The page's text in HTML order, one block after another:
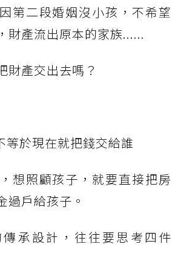
第二段婚姻沒小孩，不希望
財產流出原本的家族......
財產交出去嗎？
等於現在就把錢交給誰
想照顧孩子，就要直接把房
過戶給孩子。
承設計，往往要思考四件